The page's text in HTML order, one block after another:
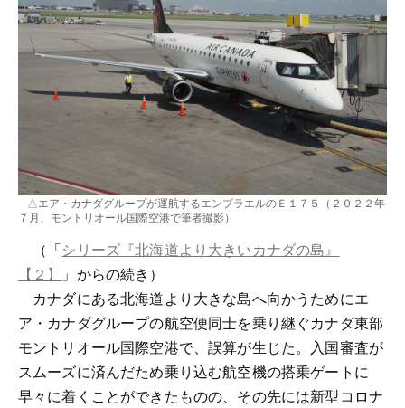
△エア・カナダグループが運航するエンブラエルのＥ１７５（２０２２年
７月、モントリオール国際空港で筆者撮影）
（「シリーズ『北海道より大きいカナダの島』
【２】
」からの続き）
カナダにある北海道より大きな島へ向かうためにエ
ア・カナダグループの航空便同士を乗り継ぐカナダ東部
モントリオール国際空港で、誤算が生じた。入国審査が
スムーズに済んだため乗り込む航空機の搭乗ゲートに
早々に着くことができたものの、その先には新型コロナ